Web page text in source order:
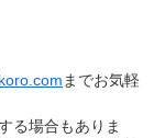
までお気軽
る場合もありま